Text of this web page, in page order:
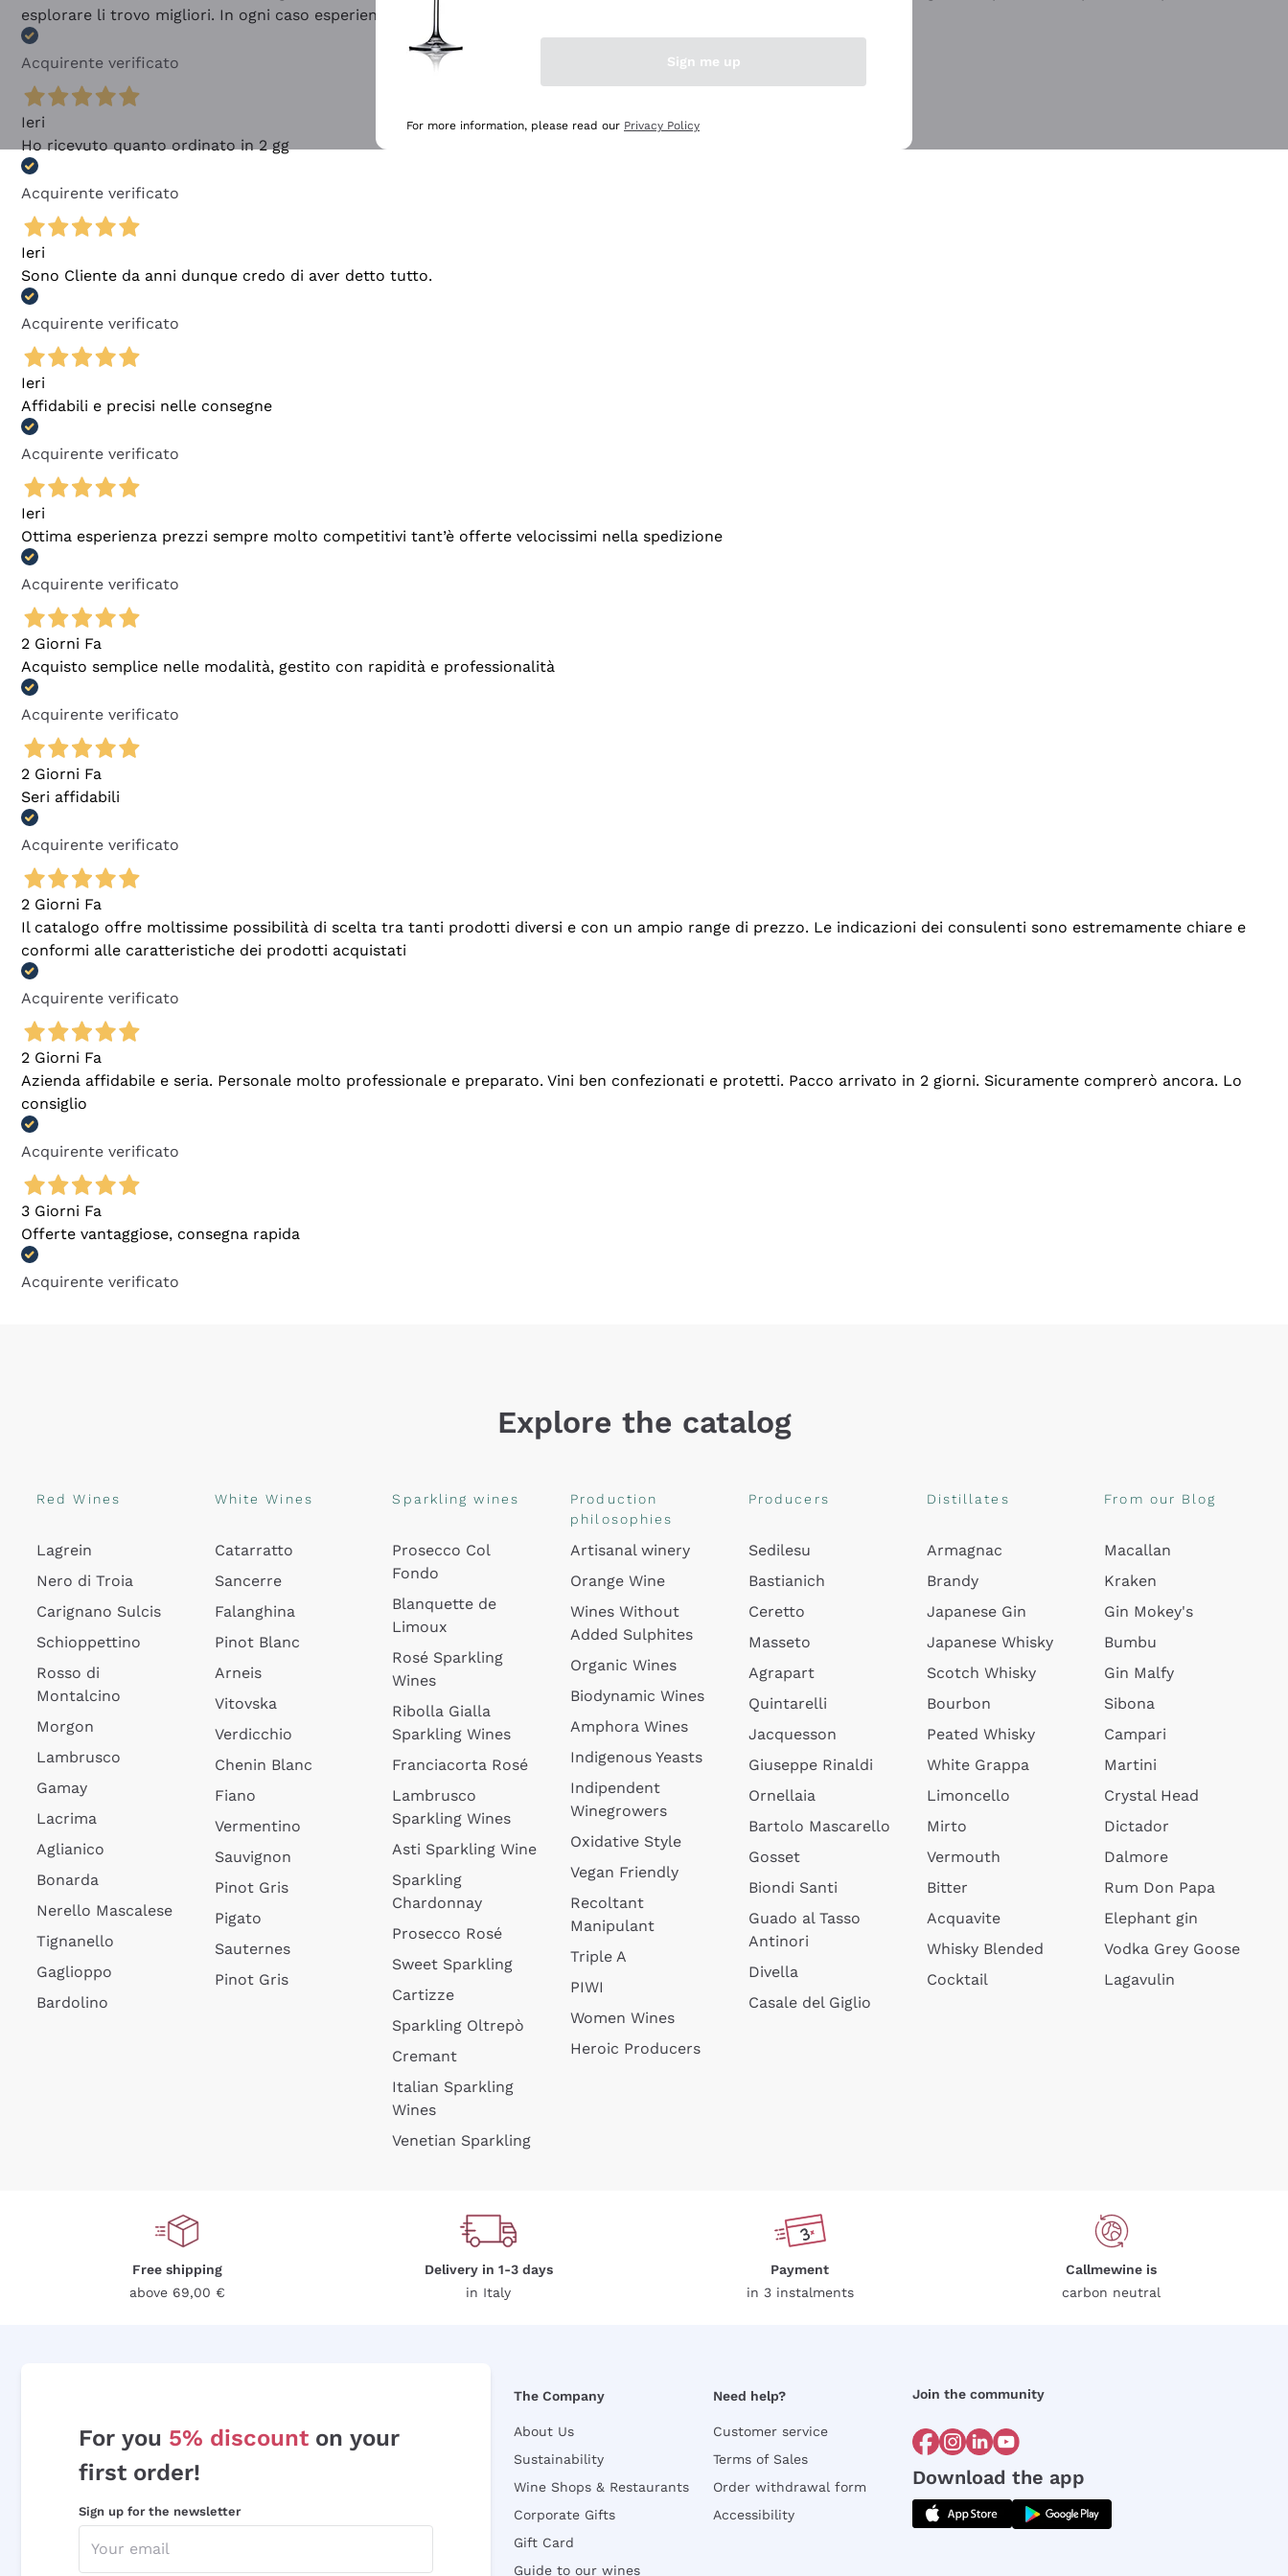
esplorare li trovo migliori. In ogni caso esperienza buona e lo consiglio! 👍
Acquirente verificato
Ieri
Ho ricevuto quanto ordinato in 2 gg
Acquirente verificato
Ieri
Sono Cliente da anni dunque credo di aver detto tutto.
Acquirente verificato
Ieri
Affidabili e precisi nelle consegne
Acquirente verificato
Ieri
Ottima esperienza prezzi sempre molto competitivi tant’è offerte velocissimi nella spedizione
Acquirente verificato
2 Giorni Fa
Acquisto semplice nelle modalità, gestito con rapidità e professionalità
Acquirente verificato
2 Giorni Fa
Seri affidabili
Acquirente verificato
2 Giorni Fa
Il catalogo offre moltissime possibilità di scelta tra tanti prodotti diversi e con un ampio range di prezzo. Le indicazioni dei consulenti sono estremamente chiare e
conformi alle caratteristiche dei prodotti acquistati
Acquirente verificato
2 Giorni Fa
Azienda affidabile e seria. Personale molto professionale e preparato. Vini ben confezionati e protetti. Pacco arrivato in 2 giorni. Sicuramente comprerò ancora. Lo
consiglio
Acquirente verificato
3 Giorni Fa
Offerte vantaggiose, consegna rapida
Acquirente verificato
Explore the catalog
Red Wines
Lagrein
Nero di Troia
Carignano Sulcis
Schioppettino
Rosso di
Montalcino
Morgon
Lambrusco
Gamay
Lacrima
Aglianico
Bonarda
Nerello Mascalese
Tignanello
Gaglioppo
Bardolino
White Wines
Catarratto
Sancerre
Falanghina
Pinot Blanc
Arneis
Vitovska
Verdicchio
Chenin Blanc
Fiano
Vermentino
Sauvignon
Pinot Gris
Pigato
Sauternes
Pinot Gris
Sparkling wines
Prosecco Col
Fondo
Blanquette de
Limoux
Rosé Sparkling
Wines
Ribolla Gialla
Sparkling Wines
Franciacorta Rosé
Lambrusco
Sparkling Wines
Asti Sparkling Wine
Sparkling
Chardonnay
Prosecco Rosé
Sweet Sparkling
Cartizze
Sparkling Oltrepò
Cremant
Italian Sparkling
Wines
Venetian Sparkling
Production
philosophies
Artisanal winery
Orange Wine
Wines Without
Added Sulphites
Organic Wines
Biodynamic Wines
Amphora Wines
Indigenous Yeasts
Indipendent
Winegrowers
Oxidative Style
Vegan Friendly
Recoltant
Manipulant
Triple A
PIWI
Women Wines
Heroic Producers
Producers
Sedilesu
Bastianich
Ceretto
Masseto
Agrapart
Quintarelli
Jacquesson
Giuseppe Rinaldi
Ornellaia
Bartolo Mascarello
Gosset
Biondi Santi
Guado al Tasso
Antinori
Divella
Casale del Giglio
Distillates
Armagnac
Brandy
Japanese Gin
Japanese Whisky
Scotch Whisky
Bourbon
Peated Whisky
White Grappa
Limoncello
Mirto
Vermouth
Bitter
Acquavite
Whisky Blended
Cocktail
From our Blog
Macallan
Kraken
Gin Mokey's
Bumbu
Gin Malfy
Sibona
Campari
Martini
Crystal Head
Dictador
Dalmore
Rum Don Papa
Elephant gin
Vodka Grey Goose
Lagavulin
Free shipping
above 69,00 €
Delivery in 1-3 days
in Italy
Payment
in 3 instalments
Callmewine is
carbon neutral
For you 5% discount on your
first order!
Sign up for the newsletter
The Company
About Us
Sustainability
Wine Shops & Restaurants
Corporate Gifts
Gift Card
Guide to our wines
Need help?
Customer service
Terms of Sales
Order withdrawal form
Accessibility
Join the community
Download the app
Sign me up
For more information, please read our Privacy Policy